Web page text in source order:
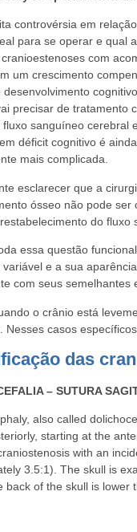
controvérsia em
para se operar e qual
com
um crescimento
desenvolvimento
precisar de tratamento
fluxo sanguíneo cerebral
déficit cognitivo é
mais complicada.
esclarecer que a
ósseo não pode
do fluxo
essa questão
variável e a sua
com seus
o crânio está
Nesses casos
das
– SUTURA
also called
starting at the
with an
3.5:1). The skull is
back of the skull is lower